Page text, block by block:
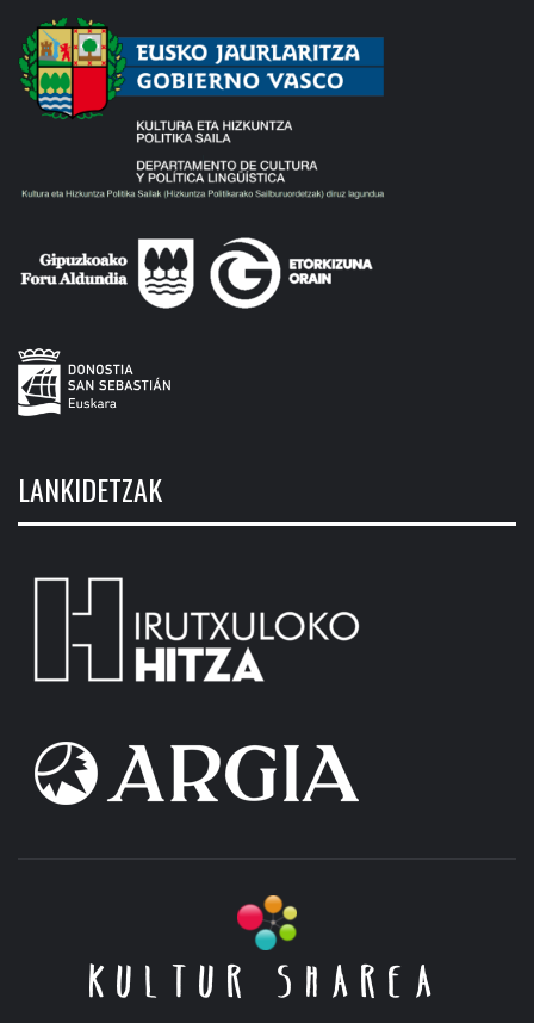
LANKIDETZAK
KULTUR SHAREA